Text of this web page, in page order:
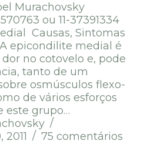
Murachovsky
ou 11-37391334
Causas, Sintomas
epicondilite medial é
no cotovelo e, pode
tanto de um
osmúsculos flexo-
de vários esforços
este grupo…
75 comentários